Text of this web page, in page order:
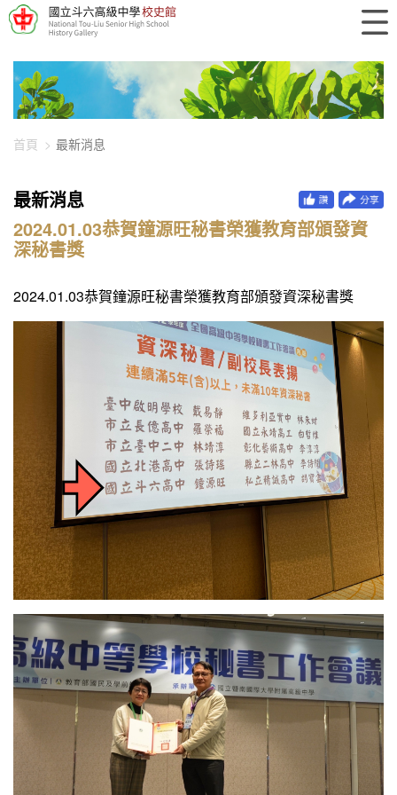
448-1239
首頁 最新消息
最新消息
2024.01.03恭賀鐘源旺秘書榮獲教育部頒發資
深秘書獎
2024.01.03恭賀鐘源旺秘書榮獲教育部頒發資深秘書獎